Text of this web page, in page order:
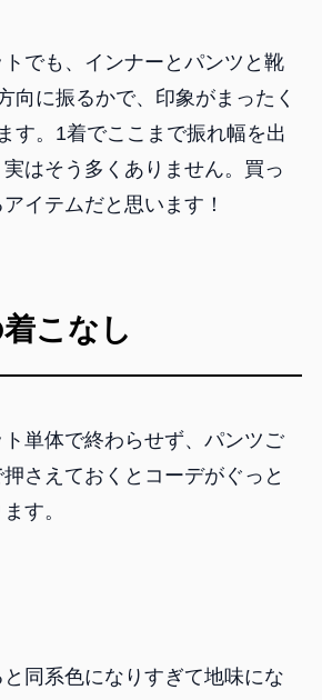
でも、インナーとパンツと靴
向に振るかで、印象がまったく
す。1着でここまで振れ幅を出
はそう多くありません。買っ
イテムだと思います！
こなし
単体で終わらせず、パンツご
さえておくとコーデがぐっと
す。
同系色になりすぎて地味にな